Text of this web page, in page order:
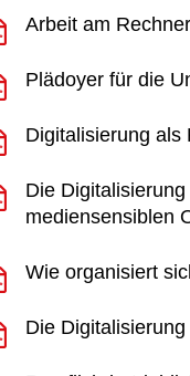
Arbeit am
Plädoyer für die
Digitalisierung als
Die
mediensensiblen
Wie organisiert
Die